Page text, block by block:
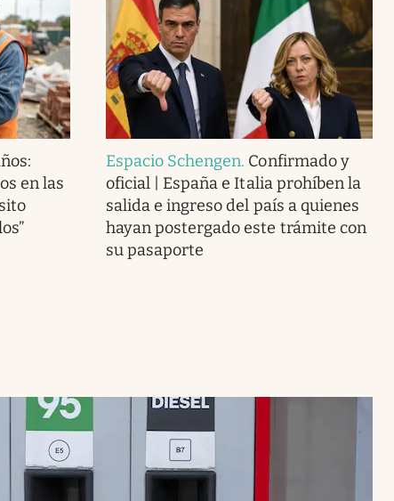
en las
Espacio Schengen. Confirmado y
oficial | España e Italia prohíben la
salida e ingreso del país a quienes
hayan postergado este trámite con
su pasaporte